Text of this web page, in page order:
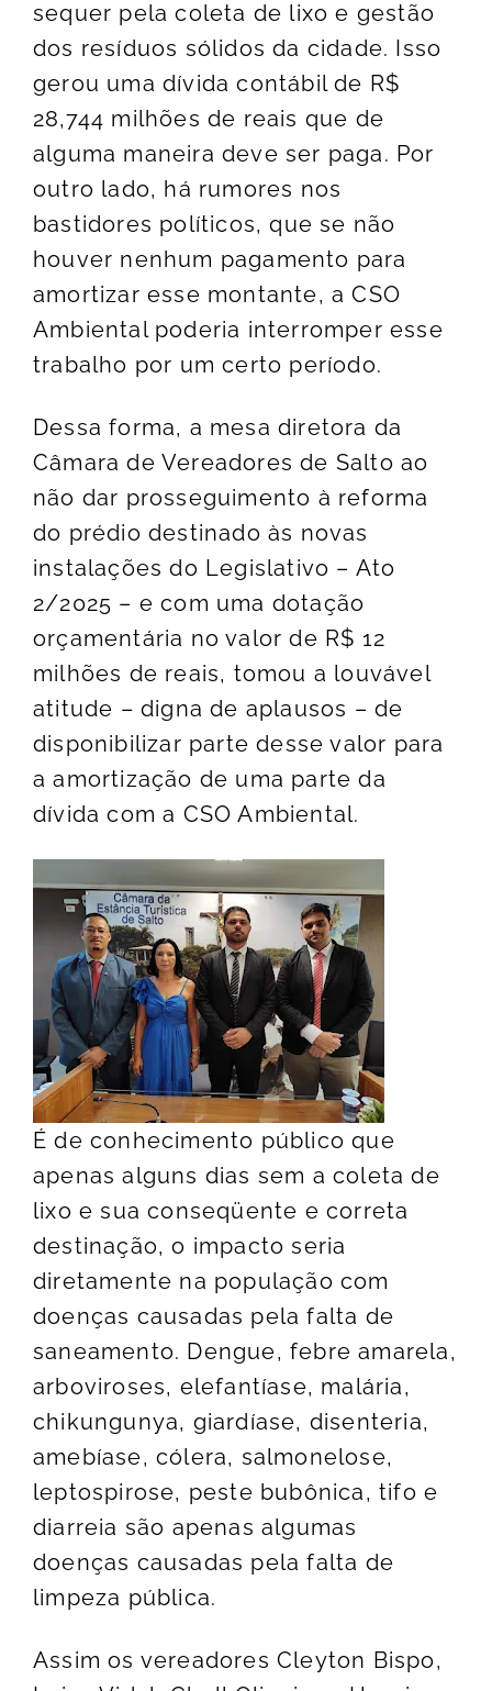
sequer pela coleta de lixo e gestão
dos resíduos sólidos da cidade. Isso
gerou uma dívida contábil de R$
28,744 milhões de reais que de
alguma maneira deve ser paga. Por
outro lado, há rumores nos
bastidores políticos, que se não
houver nenhum pagamento para
amortizar esse montante, a CSO
Ambiental poderia interromper esse
trabalho por um certo período.
Dessa forma, a mesa diretora da
Câmara de Vereadores de Salto ao
não dar prosseguimento à reforma
do prédio destinado às novas
instalações do Legislativo – Ato
2/2025 – e com uma dotação
orçamentária no valor de R$ 12
milhões de reais, tomou a louvável
atitude – digna de aplausos – de
disponibilizar parte desse valor para
a amortização de uma parte da
dívida com a CSO Ambiental.
É de conhecimento público que
apenas alguns dias sem a coleta de
lixo e sua conseqüente e correta
destinação, o impacto seria
diretamente na população com
doenças causadas pela falta de
saneamento. Dengue, febre amarela,
arboviroses, elefantíase, malária,
chikungunya, giardíase, disenteria,
amebíase, cólera, salmonelose,
leptospirose, peste bubônica, tifo e
diarreia são apenas algumas
doenças causadas pela falta de
limpeza pública.
Assim os vereadores Cleyton Bispo,